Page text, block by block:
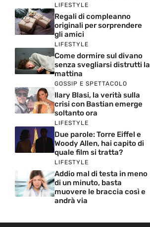
LIFESTYLE
Regali di compleanno
originali per sorprendere
gli amici
LIFESTYLE
Come dormire sul divano
senza svegliarsi distrutti la
mattina
GOSSIP E SPETTACOLO
Ilary Blasi, la verità sulla
crisi con Bastian emerge
soltanto ora
LIFESTYLE
Due parole: Torre Eiffel e
Woody Allen, hai capito di
quale film si tratta?
LIFESTYLE
Addio mal di testa in meno
di un minuto, basta
muovere le braccia così e
andrà via